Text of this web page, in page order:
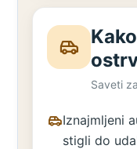
Saveti
Iznajmljeni
stigli do